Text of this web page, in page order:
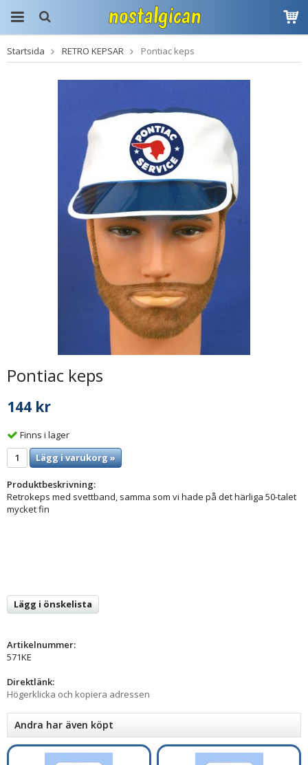
Produkten har blivit
tillagd i varukorgen
Startsida RETRO KEPSAR Pontiac keps
Pontiac keps
144 kr
Finns i lager
Lägg i varukorg »
Produktbeskrivning:
Retrokeps med svettband, samma som vi hade på det härliga 50-talet
mycket fin
Lägg i önskelista
Artikelnummer:
571KE
Direktlänk:
Högerklicka och kopiera adressen
Andra har även köpt